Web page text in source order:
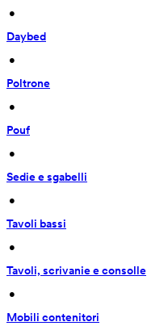
•
Daybed
•
Poltrone
•
Pouf
•
Sedie e sgabelli
•
Tavoli bassi
•
Tavoli, scrivanie e consolle
•
Mobili contenitori